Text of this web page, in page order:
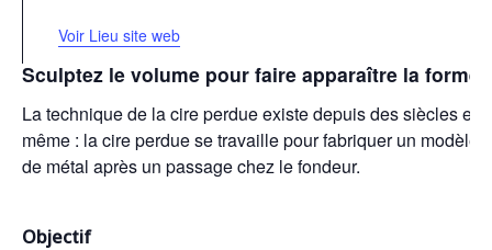
Sculptez le volume pour faire apparaître la forme !
La technique de la cire perdue existe depuis des siècles et
même : la cire perdue se travaille pour fabriquer un modèle
de métal après un passage chez le fondeur.
Objectif
Voir Lieu site web